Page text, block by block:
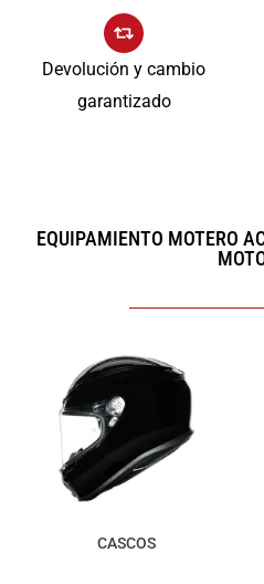
Devolución y cambio
garantizado
EQUIPAMIENTO MOTERO
CASCOS